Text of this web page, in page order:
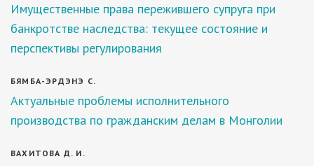
Имущественные права пережившего супруга при
банкротстве наследства: текущее состояние и
перспективы регулирования
БЯМБА-ЭРДЭНЭ С.
Актуальные проблемы исполнительного
производства по гражданским делам в Монголии
ВАХИТОВА Д. И.